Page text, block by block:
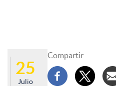
25
Julio
Compartir